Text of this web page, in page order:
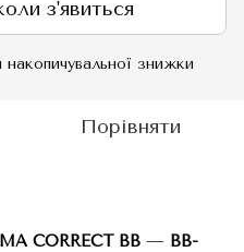
з'явиться
знижки
Порівняти
CORRECT BB — BB-